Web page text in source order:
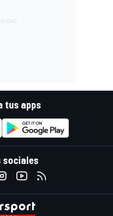
tus apps
sociales